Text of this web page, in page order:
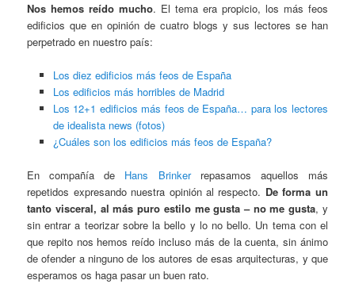
Nos hemos reído mucho. El tema era propicio, los más feos
edificios que en opinión de cuatro blogs y sus lectores se han
perpetrado en nuestro país:
Los diez edificios más feos de España
Los edificios más horribles de Madrid
Los 12+1 edificios más feos de España… para los lectores
de idealista news (fotos)
¿Cuáles son los edificios más feos de España?
En compañía de Hans Brinkerrepasamos aquellos más
repetidos expresando nuestra opinión al respecto. De forma un
tanto visceral, al más puro estilo me gusta – no me gusta, y
sin entrar a teorizar sobre la bello y lo no bello. Un tema con el
que repito nos hemos reído incluso más de la cuenta, sin ánimo
de ofender a ninguno de los autores de esas arquitecturas, y que
esperamos os haga pasar un buen rato.